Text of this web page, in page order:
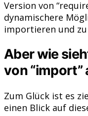
Version von
dynamischere
importieren und zu
Aber wie
von “import”
Zum Glück ist es
einen Blick auf